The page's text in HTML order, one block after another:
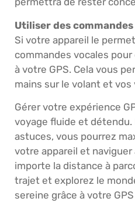
Utiliser des
Si votre appareil le
commandes vocales
à votre GPS. Cela vous
mains sur le volant et vos
Gérer votre expérience
voyage fluide et détendu.
astuces, vous pourrez
votre appareil et naviguer
importe la distance à
trajet et explorez le
sereine grâce à votre GPS